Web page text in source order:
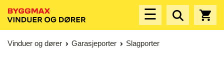
☰
Vinduer og dører Garasjeporter Slagporter